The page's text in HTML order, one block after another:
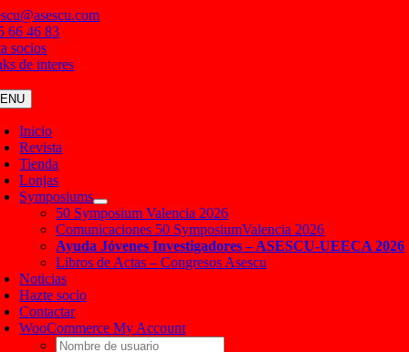
Saltar
al
contenido
66 46 83
socios
de interes
Inicio
Revista
Tienda
Lonjas
Symposiums
50 Symposium Valencia 2026
Comunicaciones 50 SymposiumValencia 2026
Ayuda Jóvenes Investigadores – ASESCU-UEECA 2026
Libros de Actas – Congresos Asescu
Noticias
Hazte socio
Contactar
WooCommerce My Account
Username: